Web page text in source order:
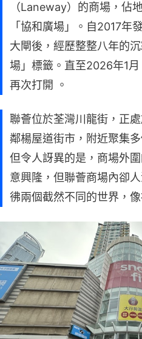
（Laneway）的商場，佔
「協和廣場」。自2017年
大閘後，經歷整整八年的
場」標籤。直至2026年1
再次打開 。
聯薈位於荃灣川龍街，正
鄰楊屋道街市，附近聚集
但令人訝異的是，商場外
意興隆，但聯薈商場內卻
彿兩個截然不同的世界，